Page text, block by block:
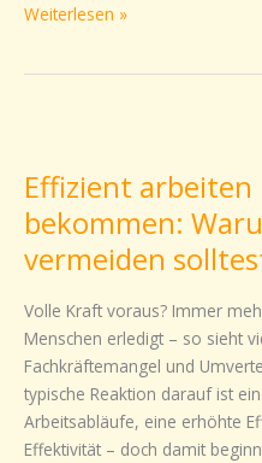
Weiterlesen »
Effizient
bekommen:
vermeiden
Volle Kraft voraus? Immer
Menschen erledigt – so sieht
Fachkräftemangel und
typische Reaktion darauf ist
Arbeitsabläufe, eine erhöhte
Effektivität – doch damit
und
den
Kopf
frei
Warum
Du
Multitasking
vermeiden
solltest